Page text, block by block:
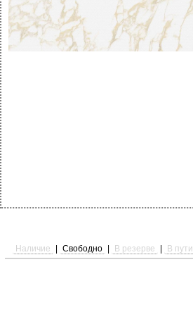
Наличие Свободно В резерве В пути